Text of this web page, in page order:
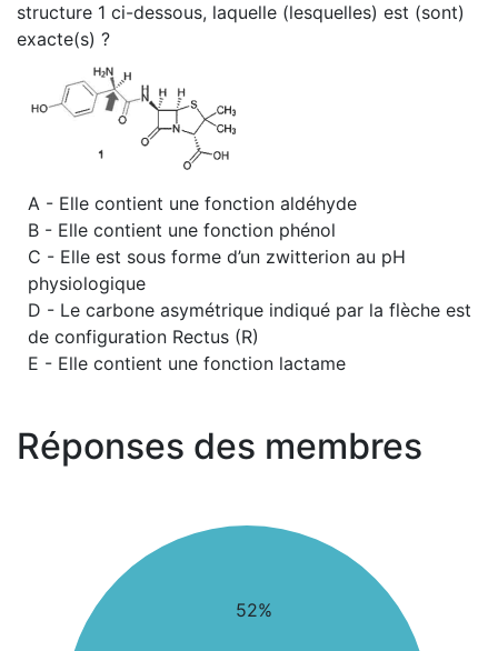
structure 1 ci-dessous, laquelle (lesquelles) est (sont)
exacte(s) ?
A - Elle contient une fonction aldéhyde
B - Elle contient une fonction phénol
C - Elle est sous forme d’un zwitterion au pH
physiologique
D - Le carbone asymétrique indiqué par la flèche est
de configuration Rectus (R)
E - Elle contient une fonction lactame
Réponses des membres
52%